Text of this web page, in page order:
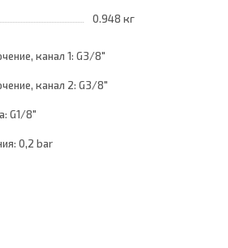
0.948 кг
канал 1: G3/8"
канал 2: G3/8"
G1/8"
0,2 bar